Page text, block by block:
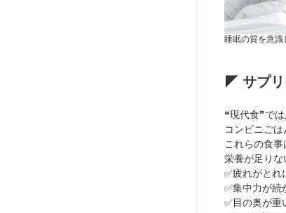
睡眠の質を意識
◤ サプ
❝現代食❞で
コンビニご
これらの食
栄養が足りな
✅疲れがとれ
✅集中力が続
✅目の奥が重